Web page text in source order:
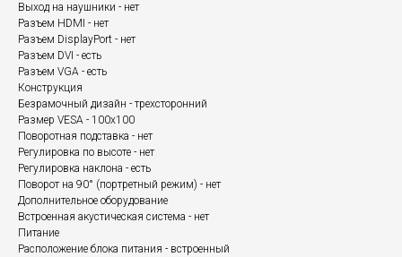
Выход на наушники - нет
Разъем HDMI - нет
Разъем DisplayPort - нет
Разъем DVI - есть
Разъем VGA - есть
Конструкция
Безрамочный дизайн - трехсторонний
Размер VESA - 100x100
Поворотная подставка - нет
Регулировка по высоте - нет
Регулировка наклона - есть
Поворот на 90° (портретный режим) - нет
Дополнительное оборудование
Встроенная акустическая система - нет
Питание
Расположение блока питания - встроенный